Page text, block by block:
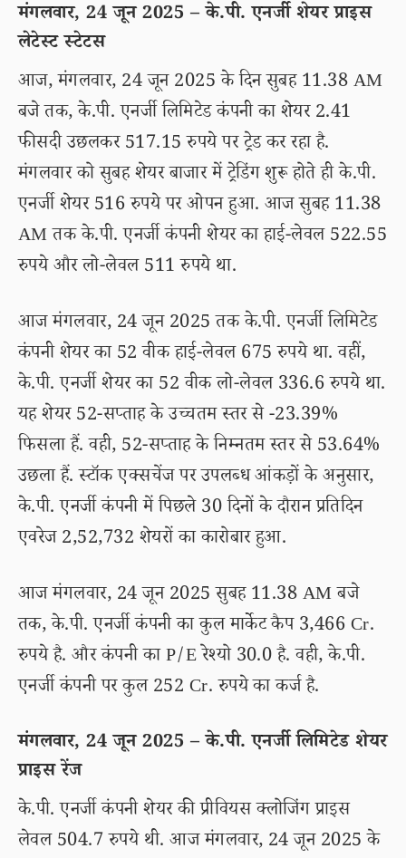
मंगलवार, 24 जून 2025 – के.पी. एनर्जी शेयर प्राइस
लेटेस्ट स्टेटस
आज, मंगलवार, 24 जून 2025 के दिन सुबह 11.38 AM
बजे तक, के.पी. एनर्जी लिमिटेड कंपनी का शेयर 2.41
फीसदी उछलकर 517.15 रुपये पर ट्रेड कर रहा है.
मंगलवार को सुबह शेयर बाजार में ट्रेडिंग शुरू होते ही के.पी.
एनर्जी शेयर 516 रुपये पर ओपन हुआ. आज सुबह 11.38
AM तक के.पी. एनर्जी कंपनी शेयर का हाई-लेवल 522.55
रुपये और लो-लेवल 511 रुपये था.
आज मंगलवार, 24 जून 2025 तक के.पी. एनर्जी लिमिटेड
कंपनी शेयर का 52 वीक हाई-लेवल 675 रुपये था. वहीं,
के.पी. एनर्जी शेयर का 52 वीक लो-लेवल 336.6 रुपये था.
यह शेयर 52-सप्ताह के उच्चतम स्तर से -23.39%
फिसला हैं. वही, 52-सप्ताह के निम्नतम स्तर से 53.64%
उछला हैं. स्टॉक एक्सचेंज पर उपलब्ध आंकड़ों के अनुसार,
के.पी. एनर्जी कंपनी में पिछले 30 दिनों के दौरान प्रतिदिन
एवरेज 2,52,732 शेयरों का कारोबार हुआ.
आज मंगलवार, 24 जून 2025 सुबह 11.38 AM बजे
तक, के.पी. एनर्जी कंपनी का कुल मार्केट कैप 3,466 Cr.
रुपये है. और कंपनी का P/E रेश्यो 30.0 है. वही, के.पी.
एनर्जी कंपनी पर कुल 252 Cr. रुपये का कर्ज है.
मंगलवार, 24 जून 2025 – के.पी. एनर्जी लिमिटेड शेयर
प्राइस रेंज
के.पी. एनर्जी कंपनी शेयर की प्रीवियस क्लोजिंग प्राइस
लेवल 504.7 रुपये थी. आज मंगलवार, 24 जून 2025 के